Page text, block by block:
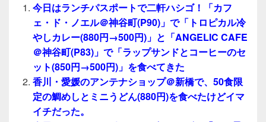
今日はランチパスポートで二軒ハシゴ！「カフ
ェ・ド・ノエル＠神谷町(P90)」で「トロピカル冷
やしカレー(880円→500円)」と「ANGELIC CAFE
＠神谷町(P83)」で「ラップサンドとコーヒーのセ
ット(850円→500円)」を食べてきた
香川・愛媛のアンテナショップ＠新橋で、50食限
定の鯛めしとミニうどん(880円)を食べたけどイマ
イチだった。